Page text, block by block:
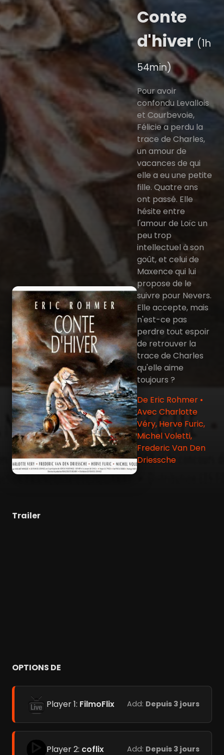
Conte
d'hiver (1h
54min)
Pour avoir
confondu Levallois
et Courbevoie,
Félicie a perdu la
trace de Charles,
un amour de
vacances de qui
elle a eu une petite
fille. Quatre ans
ont passé. Elle
hésite entre
l'amour de Loïc un
peu trop
intellectuel à son
goût, et celui de
Maxence qui lui
propose de le
suivre pour Nevers.
Elle accepte, mais
n'est-ce pas
perdre tout espoir
de retrouver la
trace de Charles
qu'elle aime
toujours ?
De Eric Rohmer •
Avec Charlotte
Véry, Herve Furic,
Michel Voletti,
Frederic Van Den
Driessche
Trailer
OPTIONS DE
Player 1: FilmoFlix Add: Depuis 3 jours
Player 2: coflix Add: Depuis 3 jours